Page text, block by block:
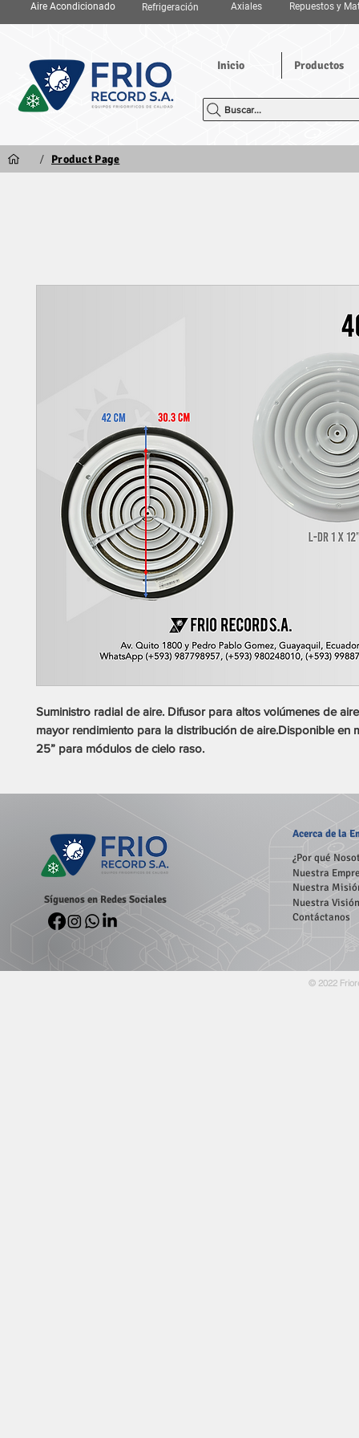
Aire Acondicionado Refrigeración Axiales Repuestos y
Inicio Productos
Buscar...
/ Product Page
Suministro radial de aire. Difusor para altos volúmenes de
mayor rendimiento para la distribución de aire.Disponible en
25” para módulos de cielo raso.
Síguenos en Redes Sociales
Acercade la
¿Por qué
Nuestra
Nuestra
Nuestra Visión
Contáctanos
© 2022